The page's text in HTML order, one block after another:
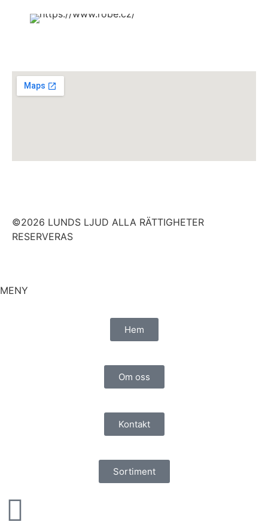
©2026 LUNDS LJUD ALLA RÄTTIGHETER
RESERVERAS
MENY
Hem
Om oss
Kontakt
Sortiment